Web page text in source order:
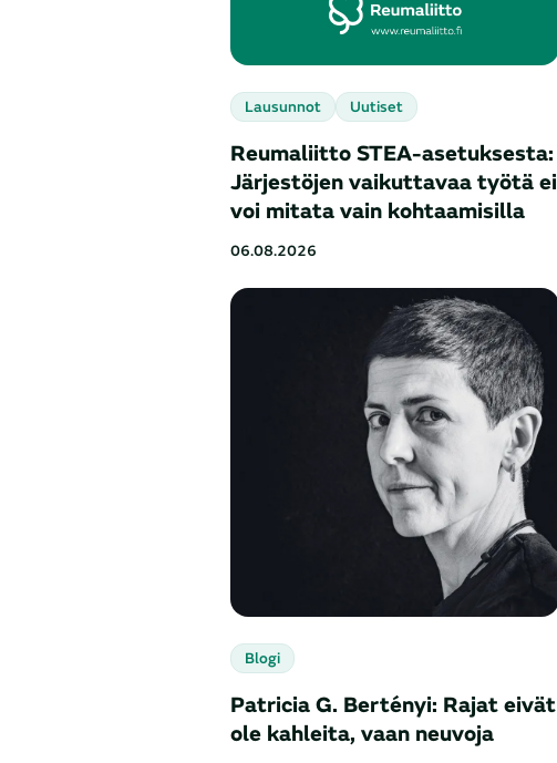
Lausunnot Uutiset
Reumaliitto STEA-asetuksesta:
Järjestöjen vaikuttavaa työtä ei
voi mitata vain kohtaamisilla
06.08.2026
Blogi
Patricia G. Bertényi: Rajat eivät
ole kahleita, vaan neuvoja